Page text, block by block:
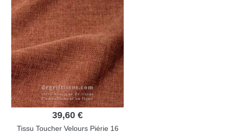
39,60 €
Tissu Toucher Velours Piérie 16